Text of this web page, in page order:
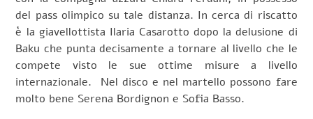
del pass olimpico su tale distanza. In cerca di riscatto
è la giavellottista Ilaria Casarotto dopo la delusione di
Baku che punta decisamente a tornare al livello che le
compete visto le sue ottime misure a livello
internazionale.
Nel disco e nel martello possono fare
molto bene Serena Bordignon e Sofia Basso.